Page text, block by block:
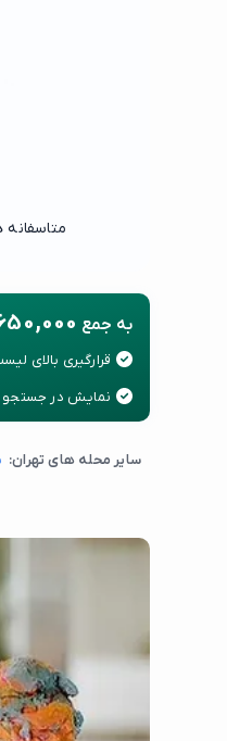
متاسفانه
به جمع
قرارگیری بالای
نمایش در جستجو
سایر محله های تهران: